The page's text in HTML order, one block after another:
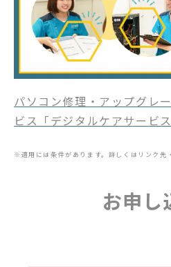
パソコン修理・アップグレ
ビス「デジタルケアサービ
※適用には条件があります。詳しくはリンク先
お申し